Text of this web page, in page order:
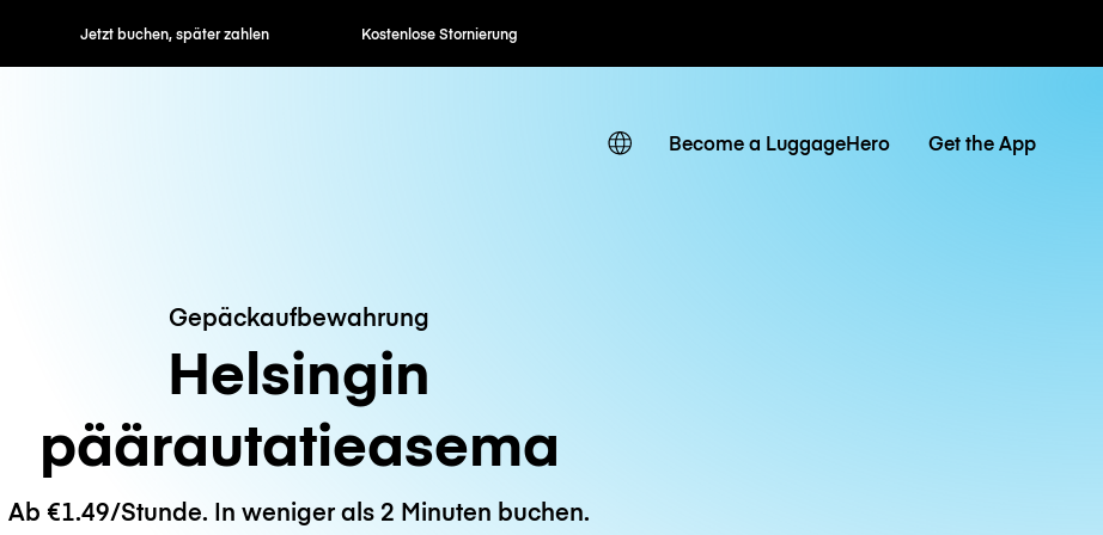
später zahlen Kostenlose Stornierung Stunden- / Tagestarife
Become a LuggageHero Get the App
Gepäckaufbewahrung
Helsingin
päärautatieasema
Ab €1.49/Stunde. In weniger als 2 Minuten buchen.